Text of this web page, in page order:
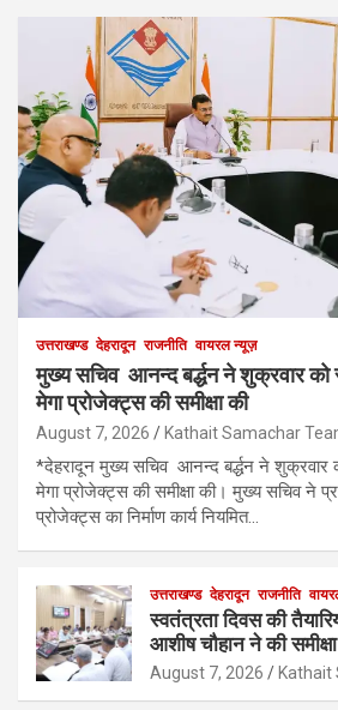
उत्तराखण्ड देहरादून राजनीति वायरल न्यूज़
मुख्य सचिव आनन्द बर्द्धन ने शुक्रवार
मेगा प्रोजेक्ट्स की समीक्षा की
August 7, 2026 Kathait Samachar
*देहरादून मुख्य सचिव आनन्द बर्द्धन ने
मेगा प्रोजेक्ट्स की समीक्षा की। मुख्य सचिव ने
प्रोजेक्ट्स का निर्माण कार्य नियमित…
उत्तराखण्ड देहरादून राजनीति
स्वतंत्रता दिवस की
आशीष चौहान ने की
August 7, 2026 Kathait